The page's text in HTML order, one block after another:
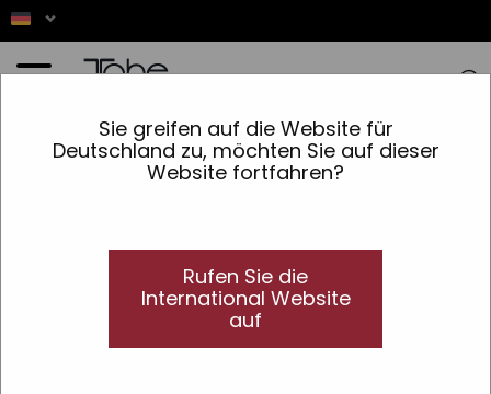
Sie greifen auf die Website für
Deutschland zu, möchten Sie auf dieser
Website fortfahren?
Rufen Sie die
International Website
auf
»Art von Produkt»Kopfhaut
Entdecken Sie unsere Auswahl an Produkten für die Pflege und
Behandlung der Kopfhaut.